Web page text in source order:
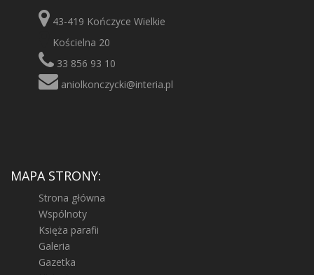
43-419 Kończyce Wielkie
Kościelna 20
33 856 93 10
aniolkonczycki@interia.pl
MAPA STRONY:
Strona główna
Wspólnoty
Księża parafii
Galeria
Gazetka